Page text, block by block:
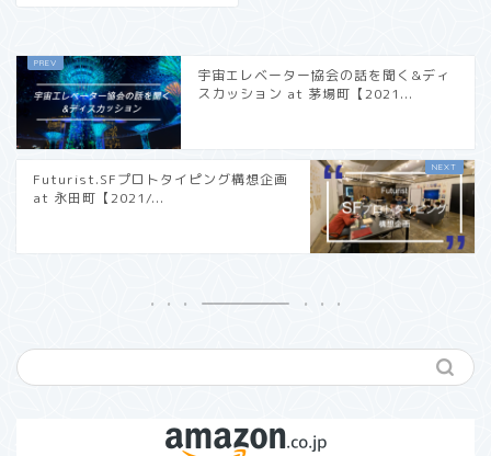
宇宙エレベーター協会の話を聞く&ディ
スカッション at 茅場町【2021...
Futurist.SFプロトタイピング構想企画
at 永田町【2021/...